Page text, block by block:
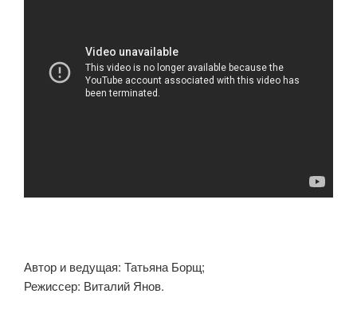
Автор и ведущая: Татьяна Борщ;
Режиссер: Виталий Янов.